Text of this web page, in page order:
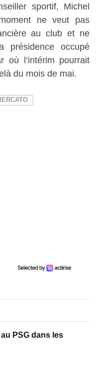
sportif, Michel
ne veut pas
au club et ne
présidence occupé
où l’intérim pourrait
du mois de mai.
PSG dans les